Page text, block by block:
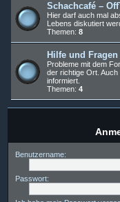
Schachcafé –
Hier darf auch mal
Lebens diskutiert
Themen: 8
Hilfe und
Probleme mit dem
der richtige Ort.
informiert.
Themen: 4
Benutzername:
Passwort: